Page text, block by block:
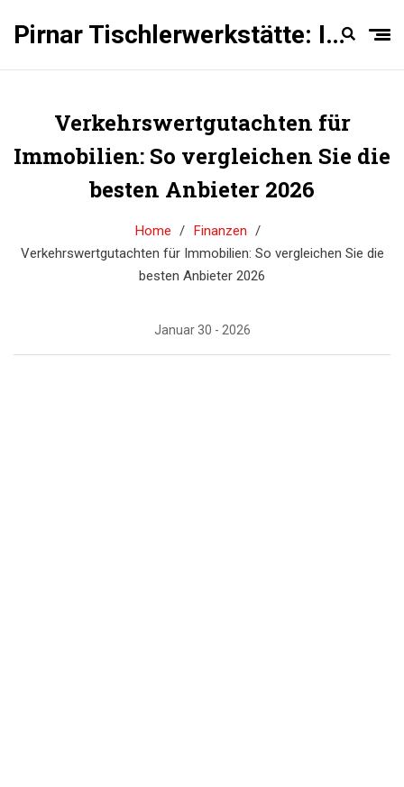
Pirnar Tischlerwerkstätte: Innentüren Experten
Verkehrswertgutachten für
Immobilien: So vergleichen Sie die
besten Anbieter 2026
Home
Finanzen
Verkehrswertgutachten für Immobilien: So vergleichen Sie die
besten Anbieter 2026
Januar 30 - 2026